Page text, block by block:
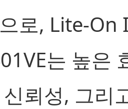
로, Lite-On
는 높은
뢰성, 그리